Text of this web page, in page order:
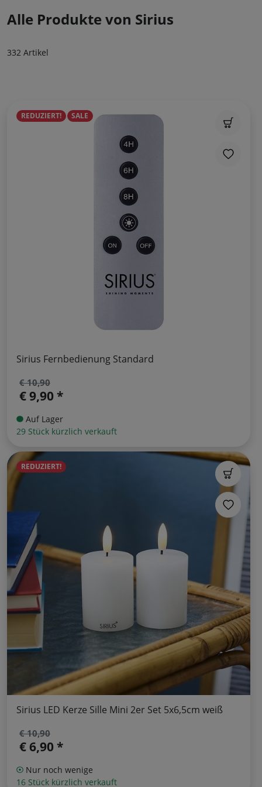
Alle Produkte von Sirius
332 Artikel
REDUZIERT! SALE
Sirius Fernbedienung Standard
€ 10,90
€ 9,90 *
Auf Lager
29 Stück kürzlich verkauft
REDUZIERT!
Sirius LED Kerze Sille Mini 2er Set 5x6,5cm weiß
€ 10,90
€ 6,90 *
Nur noch wenige
16 Stück kürzlich verkauft